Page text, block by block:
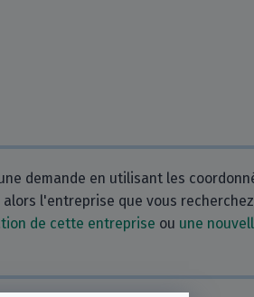
demande en utilisant les
l'entreprise que vous
de cette entreprise ou une